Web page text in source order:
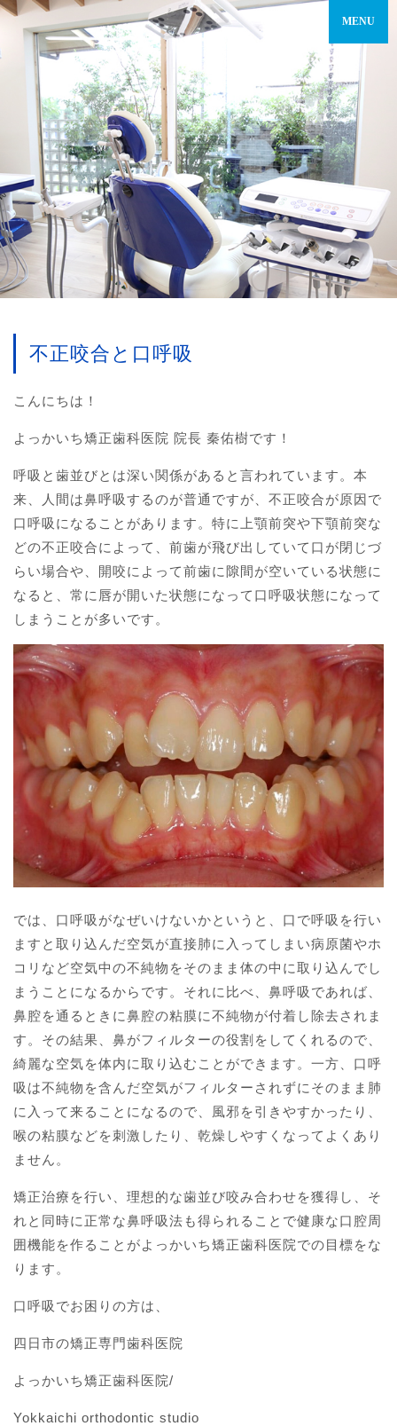
不正咬合と口呼吸
こんにちは！
よっかいち矯正歯科医院 院長 秦佑樹です！
呼吸と歯並びとは深い関係があると言われています。本
来、人間は鼻呼吸するのが普通ですが、不正咬合が原因で
口呼吸になることがあります。特に上顎前突や下顎前突な
どの不正咬合によって、前歯が飛び出していて口が閉じづ
らい場合や、開咬によって前歯に隙間が空いている状態に
なると、常に唇が開いた状態になって口呼吸状態になって
しまうことが多いです。
では、口呼吸がなぜいけないかというと、口で呼吸を行い
ますと取り込んだ空気が直接肺に入ってしまい病原菌やホ
コリなど空気中の不純物をそのまま体の中に取り込んでし
まうことになるからです。それに比べ、鼻呼吸であれば、
鼻腔を通るときに鼻腔の粘膜に不純物が付着し除去されま
す。その結果、鼻がフィルターの役割をしてくれるので、
綺麗な空気を体内に取り込むことができます。一方、口呼
吸は不純物を含んだ空気がフィルターされずにそのまま肺
に入って来ることになるので、風邪を引きやすかったり、
喉の粘膜などを刺激したり、乾燥しやすくなってよくあり
ません。
矯正治療を行い、理想的な歯並び咬み合わせを獲得し、そ
れと同時に正常な鼻呼吸法も得られることで健康な口腔周
囲機能を作ることがよっかいち矯正歯科医院での目標をな
ります。
口呼吸でお困りの方は、
四日市の矯正専門歯科医院
よっかいち矯正歯科医院/
Yokkaichi orthodontic studio